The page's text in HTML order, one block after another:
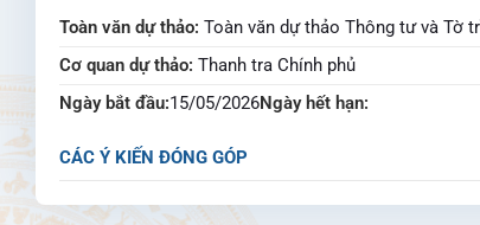
Toàn văn dự thảo: Toàn văn dự thảo Thông tư và Tờ
Cơ quan dự thảo: Thanh tra Chính phủ
Ngày bắt đầu:15/05/2026Ngày hết hạn:
CÁC Ý KIẾN ĐÓNG GÓP